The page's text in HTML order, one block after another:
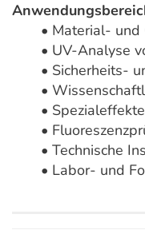
• Material- und
• UV-Analyse
• Sicherheits-
•
• Spezialeffekte
•
• Technische
• Labor- und